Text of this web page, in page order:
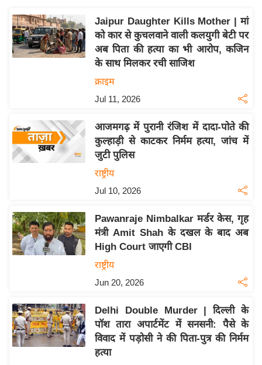
र्रा
ष्ट्री
य
उ
द्यो
त
वि
शे
य
ब
ज
Jaipur Daughter Kills Mother | मां
को कार से कुचलवाने वाली कलयुगी बेटी पर
अब पिता की हत्या का भी आरोप, कजिन
के साथ मिलकर रची साजिश
क्राइम
Jul 11, 2026
आजमगढ़ में पुरानी रंजिश में दादा-पोते की
कुल्हाड़ी से काटकर निर्मम हत्या, जांच में
जुटी पुलिस
राष्ट्रीय
Jul 10, 2026
Pawanraje Nimbalkar मर्डर केस, गृह
मंत्री Amit Shah के दखल के बाद अब
High Court जाएगी CBI
राष्ट्रीय
Jun 20, 2026
Delhi Double Murder | दिल्ली के
पॉश तारा अपार्टमेंट में सनसनी: पैसे के
विवाद में पड़ोसी ने की पिता-पुत्र की निर्मम
हत्या